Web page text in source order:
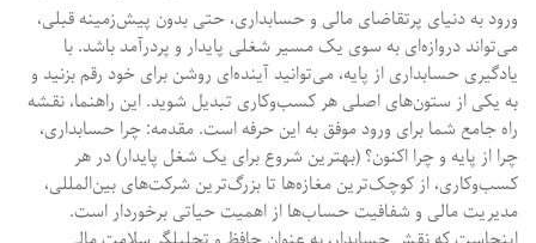
ورود به دنیای پرتقاضای مالی و حسابداری، حتی بدون پیش‌زمینه قبلی،
می‌تواند دروازه‌ای به سوی یک مسیر شغلی پایدار و پردرآمد باشد. با
یادگیری حسابداری از پایه، می‌توانید آینده‌ای روشن برای خود رقم بزنید و
به یکی از ستون‌های اصلی هر کسب‌وکاری تبدیل شوید. این راهنما، نقشه
راه جامع شما برای ورود موفق به این حرفه است. مقدمه: چرا حسابداری،
چرا از پایه و چرا اکنون؟ (بهترین شروع برای یک شغل پایدار) در هر
کسب‌وکاری، از کوچک‌ترین مغازه‌ها تا بزرگ‌ترین شرکت‌های بین‌المللی،
مدیریت مالی و شفافیت حساب‌ها از اهمیت حیاتی برخوردار است.